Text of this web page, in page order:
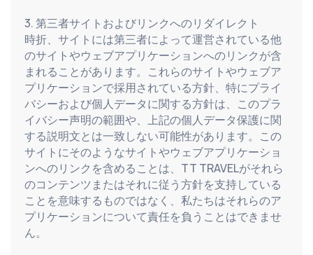
3. 第三者サイトおよびリンクへのリダイレクト
時折、サイトには第三者によって運営されている他
のサイトやウェブアプリケーションへのリンクが含
まれることがあります。これらのサイトやウェブア
プリケーションで採用されている方針、特にプライ
バシーおよび個人データに関する方針は、このプラ
イバシー声明の範囲や、上記の個人データ保護に関
する説明文とは一致しない可能性があります。この
サイトにそのようなサイトやウェブアプリケーショ
ンへのリンクを含めることは、TT TRAVELがそれら
のコンテンツまたはそれに従う方針を支持している
ことを意味するものではなく、私たちはそれらのア
プリケーションについて責任を負うことはできませ
ん。